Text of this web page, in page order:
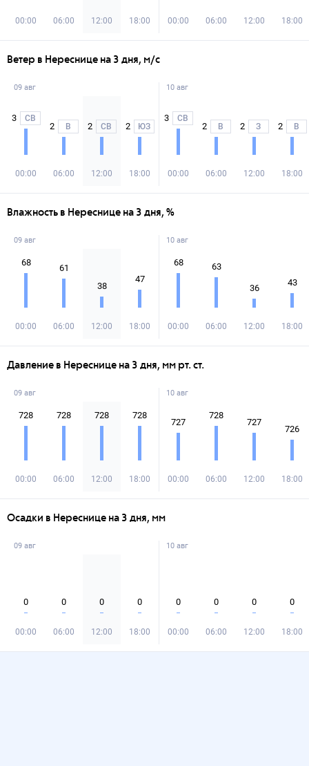
00:00 06:00 12:00 18:00 00:00 06:00 12:00 18:00
Ветер в Нереснице на 3 дня, м/с
09 авг
3 СВ
00:00
2 В
06:00
2 СВ
12:00
2 ЮЗ
18:00
10 авг
3 СВ
00:00
2 В
06:00
2 З
12:00
2 В
18:00
Влажность в Нереснице на 3 дня, %
09 авг
68
00:00
61
06:00
38
12:00
47
18:00
10 авг
68
00:00
63
06:00
36
12:00
43
18:00
Давление в Нереснице на 3 дня, мм рт. ст.
09 авг
728
00:00
728
06:00
728
12:00
728
18:00
10 авг
727
00:00
728
06:00
727
12:00
726
18:00
Осадки в Нереснице на 3 дня, мм
09 авг
0
00:00
0
06:00
0
12:00
0
18:00
10 авг
0
00:00
0
06:00
0
12:00
0
18:00